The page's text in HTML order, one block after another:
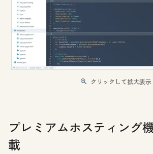
クリックして拡大表示
プレミアムホスティング
載